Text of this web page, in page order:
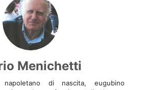
Menichetti
di nascita, eugubino